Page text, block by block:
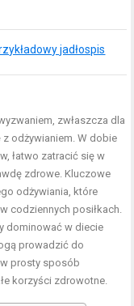
jadłospis
zwłaszcza dla
odżywianiem. W dobie
łatwo zatracić się w
zdrowe. Kluczowe
odżywiania, które
codziennych posiłkach.
dominować w diecie
prowadzić do
prosty sposób
korzyści zdrowotne.